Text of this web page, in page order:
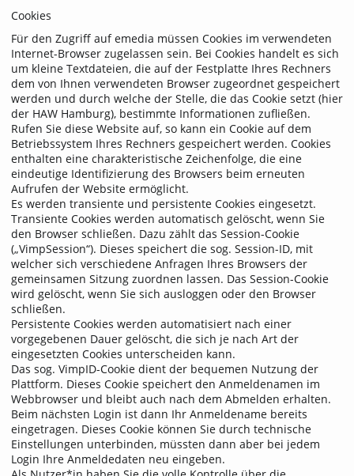
Cookies
Für den Zugriff auf emedia müssen Cookies im verwendeten
Internet-Browser zugelassen sein. Bei Cookies handelt es sich
um kleine Textdateien, die auf der Festplatte Ihres Rechners
dem von Ihnen verwendeten Browser zugeordnet gespeichert
werden und durch welche der Stelle, die das Cookie setzt (hier
der HAW Hamburg), bestimmte Informationen zufließen.
Rufen Sie diese Website auf, so kann ein Cookie auf dem
Betriebssystem Ihres Rechners gespeichert werden. Cookies
enthalten eine charakteristische Zeichenfolge, die eine
eindeutige Identifizierung des Browsers beim erneuten
Aufrufen der Website ermöglicht.
Es werden transiente und persistente Cookies eingesetzt.
Transiente Cookies werden automatisch gelöscht, wenn Sie
den Browser schließen. Dazu zählt das Session-Cookie
(„VimpSession“). Dieses speichert die sog. Session-ID, mit
welcher sich verschiedene Anfragen Ihres Browsers der
gemeinsamen Sitzung zuordnen lassen. Das Session-Cookie
wird gelöscht, wenn Sie sich ausloggen oder den Browser
schließen.
Persistente Cookies werden automatisiert nach einer
vorgegebenen Dauer gelöscht, die sich je nach Art der
eingesetzten Cookies unterscheiden kann.
Das sog. VimpID-Cookie dient der bequemen Nutzung der
Plattform. Dieses Cookie speichert den Anmeldenamen im
Webbrowser und bleibt auch nach dem Abmelden erhalten.
Beim nächsten Login ist dann Ihr Anmeldename bereits
eingetragen. Dieses Cookie können Sie durch technische
Einstellungen unterbinden, müssten dann aber bei jedem
Login Ihre Anmeldedaten neu eingeben.